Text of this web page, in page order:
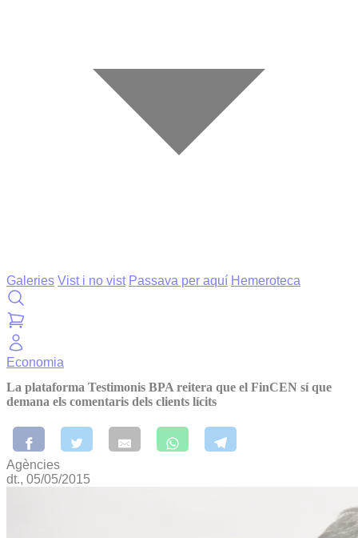
Galeries Vist i no vist Passava per aquí Hemeroteca
Economia
La plataforma Testimonis BPA reitera que el FinCEN sí que
demana els comentaris dels clients lícits
Agències
dt., 05/05/2015